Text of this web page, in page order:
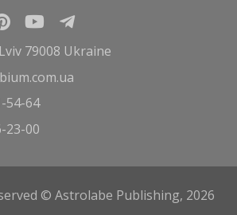
79008 Ukraine
54-64
23-00
© Astrolabe Publishing, 2026